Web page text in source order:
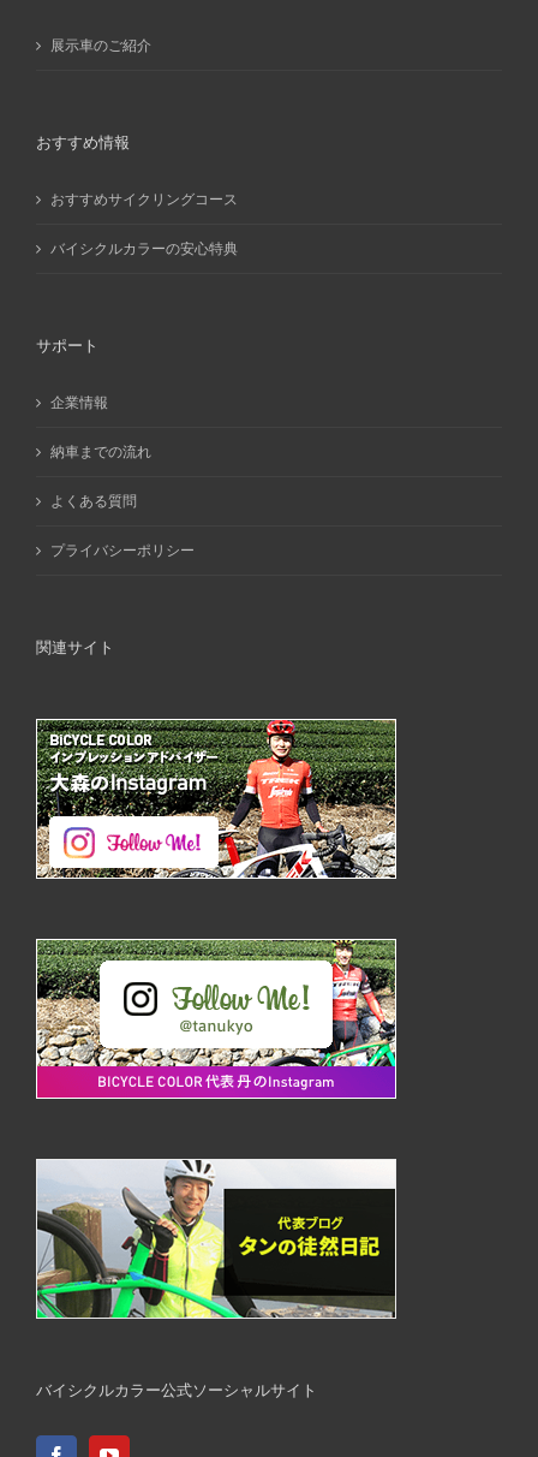
展示車のご紹介
おすすめ情報
おすすめサイクリングコース
バイシクルカラーの安心特典
サポート
企業情報
納車までの流れ
よくある質問
プライバシーポリシー
関連サイト
バイシクルカラー公式ソーシャルサイト